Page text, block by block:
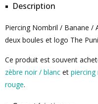
Description
Piercing Nombril / Banane /
deux boules et logo The
Ce produit est souvent
zèbre noir / blanc et piercing
rouge.